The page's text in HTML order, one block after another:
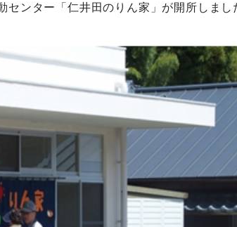
センター「仁井田のりん家」が開所しまし